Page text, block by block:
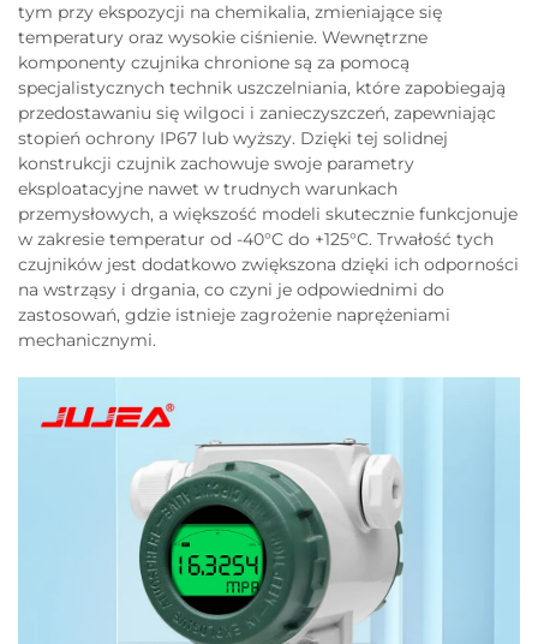
tym przy ekspozycji na chemikalia, zmieniające się
temperatury oraz wysokie ciśnienie. Wewnętrzne
komponenty czujnika chronione są za pomocą
specjalistycznych technik uszczelniania, które zapobiegają
przedostawaniu się wilgoci i zanieczyszczeń, zapewniając
stopień ochrony IP67 lub wyższy. Dzięki tej solidnej
konstrukcji czujnik zachowuje swoje parametry
eksploatacyjne nawet w trudnych warunkach
przemysłowych, a większość modeli skutecznie funkcjonuje
w zakresie temperatur od -40°C do +125°C. Trwałość tych
czujników jest dodatkowo zwiększona dzięki ich odporności
na wstrząsy i drgania, co czyni je odpowiednimi do
zastosowań, gdzie istnieje zagrożenie naprężeniami
mechanicznymi.